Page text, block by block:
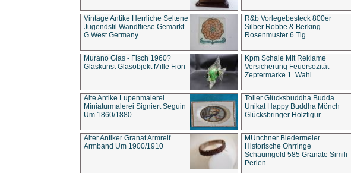
Vintage Antike Herrliche Seltene
Jugendstil Wandfliese Gemarkt
G West Germany
R&b Vorlegebesteck 800er
Silber Robbe & Berking
Rosenmuster 6 Tlg.
Murano Glas - Fisch 1960?
Glaskunst Glasobjekt Mille Fiori
Kpm Schale Mit Reklame
Versicherung Feuersozität
Zeptermarke 1. Wahl
Alte Antike Lupenmalerei
Miniaturmalerei Signiert Seguin
Um 1860/1880
Toller Glücksbuddha Budda
Unikat Happy Buddha Mönch
Glücksbringer Holzfigur
Alter Antiker Granat Armreif
Armband Um 1900/1910
MÜnchner Biedermeier
Historische Ohrringe
Schaumgold 585 Granate Simili
Perlen